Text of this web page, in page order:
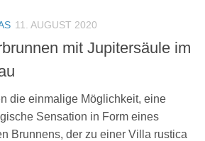
11. AUGUST 2020
mit Jupitersäule im
die einmalige Möglichkeit, eine
Sensation in Form eines
Brunnens, der zu einer Villa rustica